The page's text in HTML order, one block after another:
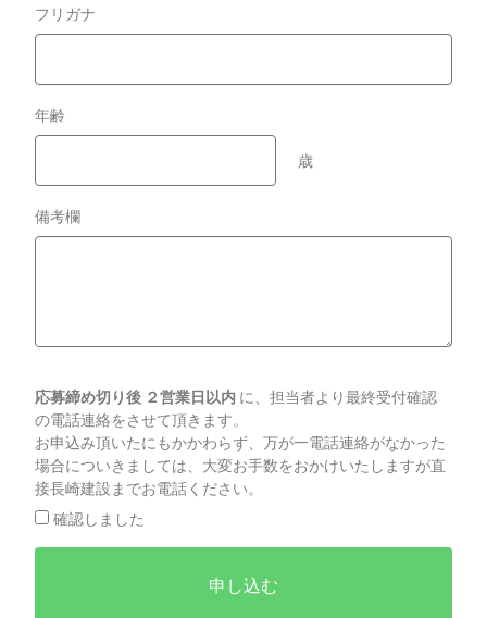
フリガナ
年齢
歳
備考欄
応募締め切り後 ２営業日以内 に、担当者より最終受付確認
の電話連絡をさせて頂きます。
お申込み頂いたにもかかわらず、万が一電話連絡がなかった
場合についきましては、大変お手数をおかけいたしますが直
接長崎建設までお電話ください。
確認しました
申し込む